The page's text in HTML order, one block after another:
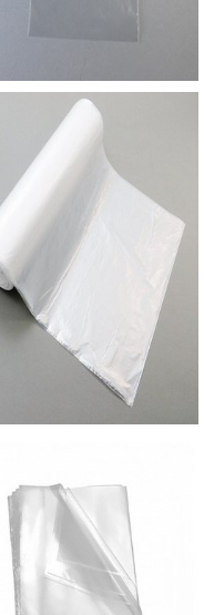
especiais e
É possível
ou
pois
um único
para os
a
e
o mix de
mais